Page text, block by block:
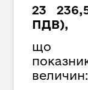
23
ПДВ),
що є
величин: